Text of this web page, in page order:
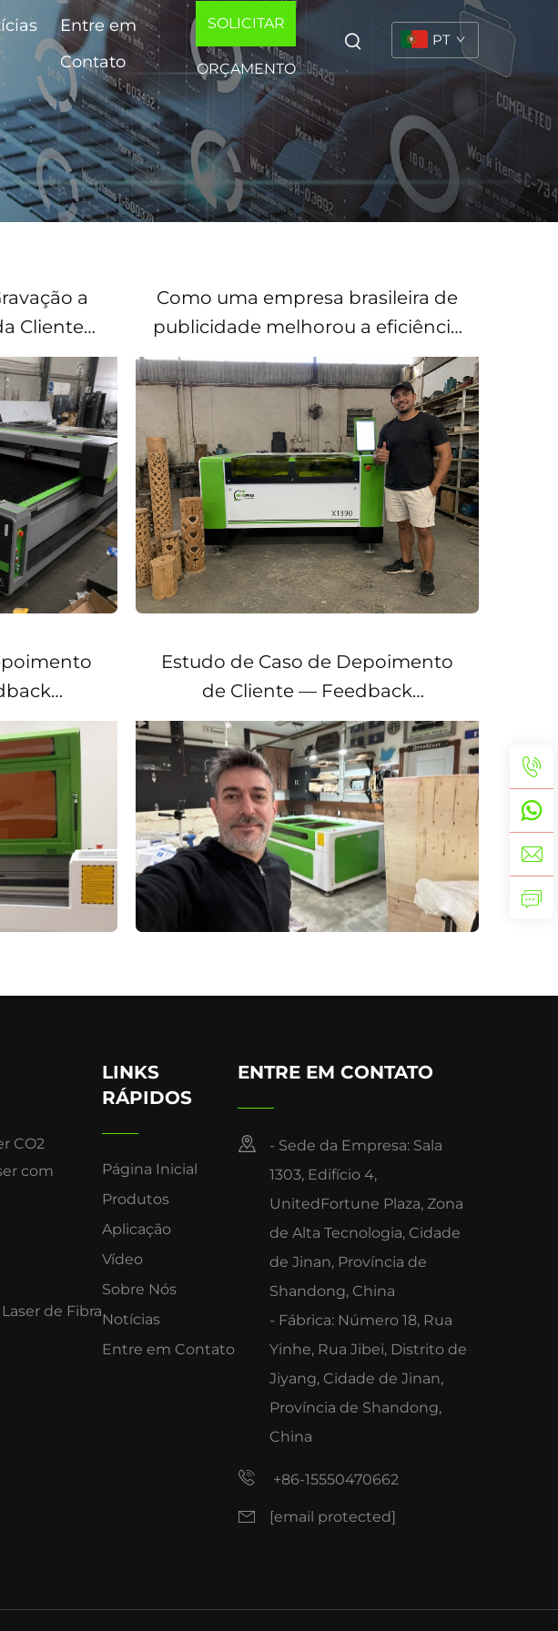
Entre em
Contato
SOLICITAR
ORÇAMENTO
PT
a
Cliente
Eficiência
Como uma empresa brasileira de
publicidade melhorou a eficiência
no corte de acrílico com a
máquina de corte a laser CO2
modelo 1390
Estudo de Caso de Depoimento
de Cliente — Feedback
Satisfatório da Itália
CO2
com
de Fibra
LINKS
RÁPIDOS
Página Inicial
Produtos
Aplicação
Vídeo
Sobre Nós
Notícias
Entre em Contato
ENTRE EM CONTATO
- Sede da Empresa: Sala
1303, Edifício 4,
UnitedFortune Plaza, Zona
de Alta Tecnologia, Cidade
de Jinan, Província de
Shandong, China
- Fábrica: Número 18, Rua
Yinhe, Rua Jibei, Distrito de
Jiyang, Cidade de Jinan,
Província de Shandong,
China
+86-15550470662
[email protected]